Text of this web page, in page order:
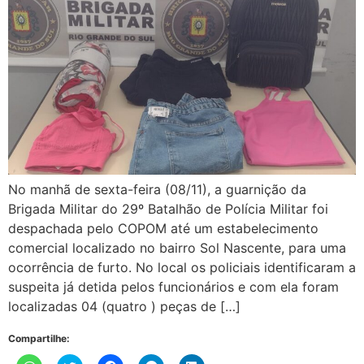
No manhã de sexta-feira (08/11), a guarnição da
Brigada Militar do 29º Batalhão de Polícia Militar foi
despachada pelo COPOM até um estabelecimento
comercial localizado no bairro Sol Nascente, para uma
ocorrência de furto. No local os policiais identificaram a
suspeita já detida pelos funcionários e com ela foram
localizadas 04 (quatro ) peças de […]
Compartilhe: